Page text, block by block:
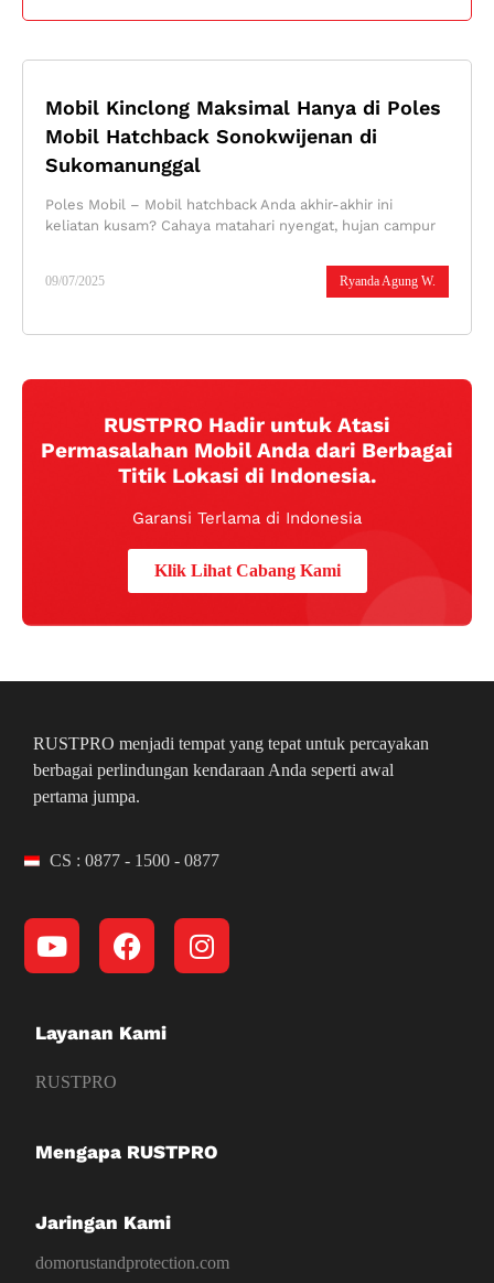
Mobil Kinclong Maksimal Hanya di Poles
Mobil Hatchback Sonokwijenan di
Sukomanunggal
Ryanda Agung W.
09/07/2025
Poles Mobil – Mobil hatchback Anda akhir-akhir ini
keliatan kusam? Cahaya matahari nyengat, hujan campur
RUSTPRO Hadir untuk Atasi
Permasalahan Mobil Anda dari Berbagai
Titik Lokasi di Indonesia.
Garansi Terlama di Indonesia
Klik Lihat Cabang Kami
RUSTPRO menjadi tempat yang tepat untuk percayakan
berbagai perlindungan kendaraan Anda seperti awal
pertama jumpa.
CS : 0877 - 1500 - 0877
Layanan Kami
RUSTPRO
Mengapa RUSTPRO
Jaringan Kami
domorustandprotection.com